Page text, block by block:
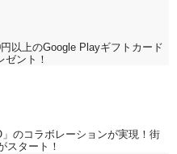
以上のGoogle Playギフトカード
ント！
のコラボレーションが実現！街
スタート！